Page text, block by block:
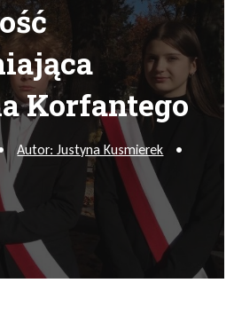
Korfantego
Autor: Justyna Kusmierek •
się na FB